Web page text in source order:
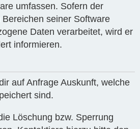
umfassen. Sofern der
seiner Software
Daten verarbeitet, wird er
informieren.
auf Anfrage Auskunft, welche
sind.
Löschung bzw. Sperrung